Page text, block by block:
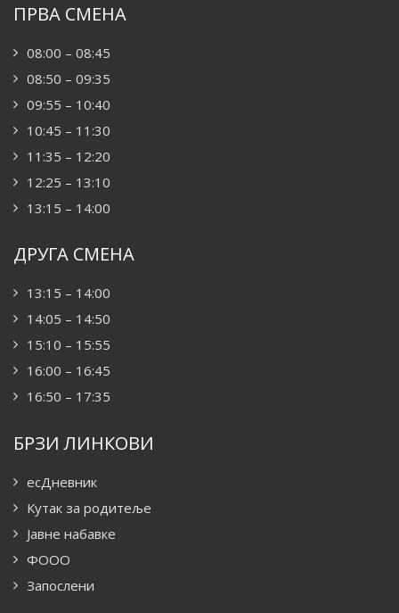
ПРВА СМЕНА
08:00 – 08:45
08:50 – 09:35
09:55 – 10:40
10:45 – 11:30
11:35 – 12:20
12:25 – 13:10
13:15 – 14:00
ДРУГА СМЕНА
13:15 – 14:00
14:05 – 14:50
15:10 – 15:55
16:00 – 16:45
16:50 – 17:35
БРЗИ ЛИНКОВИ
есДневник
Кутак за родитеље
Јавне набавке
ФООО
Запослени